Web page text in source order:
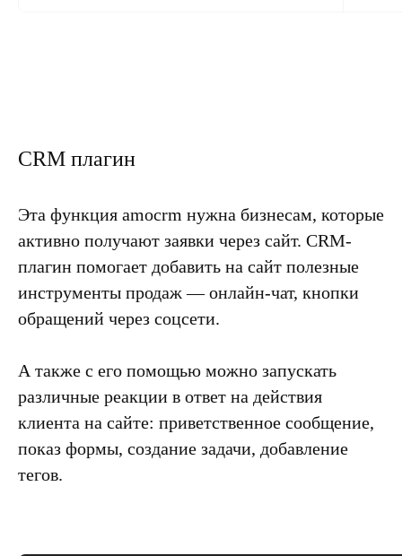
CRM плагин
Эта функция amocrm нужна бизнесам, которые
активно получают заявки через сайт. CRM-
плагин помогает добавить на сайт полезные
инструменты продаж— онлайн-чат, кнопки
обращений через соцсети.
А также с его помощью можно запускать
различные реакции в ответ на действия
клиента на сайте: приветственное сообщение,
показ формы, создание задачи, добавление
тегов.